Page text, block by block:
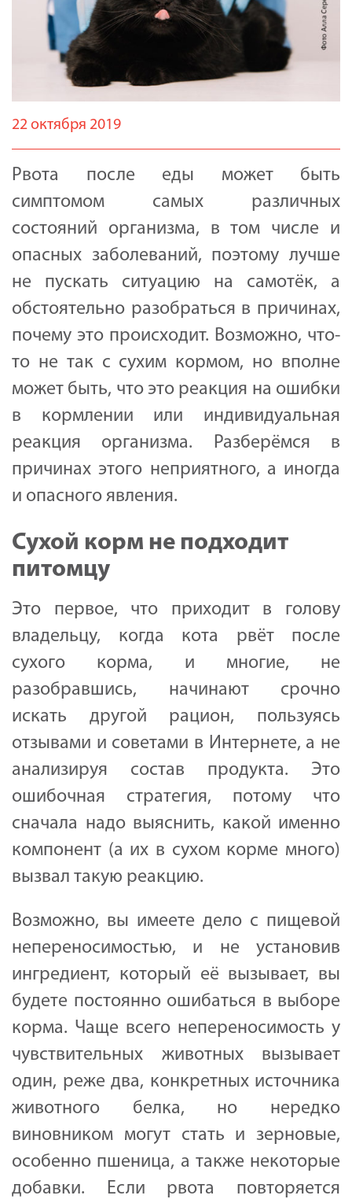
22 октября 2019
Рвота после еды может быть
симптомом самых различных
состояний организма, в том числе и
опасных заболеваний, поэтому лучше
не пускать ситуацию на самотёк, а
обстоятельно разобраться в причинах,
почему это происходит. Возможно, что-
то не так с сухим кормом, но вполне
может быть, что это реакция на ошибки
в кормлении или индивидуальная
реакция организма. Разберёмся в
причинах этого неприятного, а иногда
и опасного явления.
Сухой корм не подходит
питомцу
Это первое, что приходит в голову
владельцу, когда кота рвёт после
сухого корма, и многие, не
разобравшись, начинают срочно
искать другой рацион, пользуясь
отзывами и советами в Интернете, а не
анализируя состав продукта. Это
ошибочная стратегия, потому что
сначала надо выяснить, какой именно
компонент (а их в сухом корме много)
вызвал такую реакцию.
Возможно, вы имеете дело с пищевой
непереносимостью, и не установив
ингредиент, который её вызывает, вы
будете постоянно ошибаться в выборе
корма. Чаще всего непереносимость у
чувствительных животных вызывает
один, реже два, конкретных источника
животного белка, но нередко
виновником могут стать и зерновые,
особенно пшеница, а также некоторые
добавки. Если рвота повторяется